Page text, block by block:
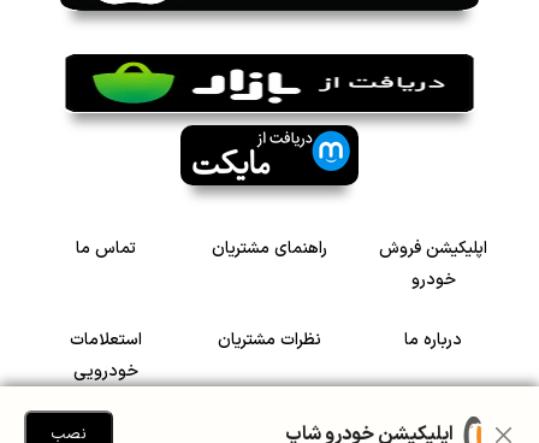
اپلیکیشن فروش
خودرو
راهنمای مشتریان تماس ما
درباره ما نظرات مشتریان
استعلامات
خودرویی
سرمایه گذاری در رضایت مشتریاناپلیکیشن خودرو شاپ نصب